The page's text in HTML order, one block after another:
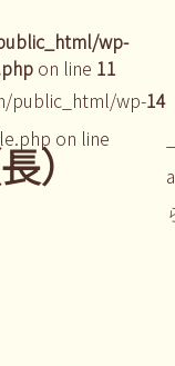
wp-
on line 11
public_html/wp-
on line
14
）